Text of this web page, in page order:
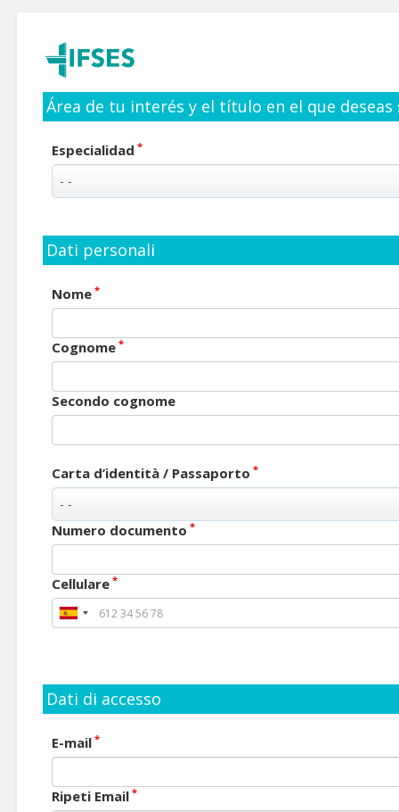
Área de tu interés y el título en el que
Especialidad *
Dati personali
Nome *
Cognome *
Secondo cognome
Carta d’identità / Passaporto *
Numero documento *
Cellulare *
Dati di accesso
E-mail *
Ripeti Email *